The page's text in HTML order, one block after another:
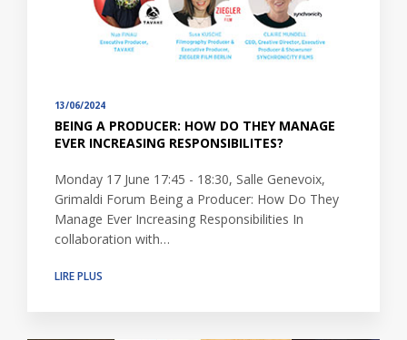
13/06/2024
BEING A PRODUCER: HOW DO THEY MANAGE
EVER INCREASING RESPONSIBILITES?
Monday 17 June 17:45 - 18:30, Salle Genevoix,
Grimaldi Forum Being a Producer: How Do They
Manage Ever Increasing Responsibilities In
collaboration with…
LIRE PLUS